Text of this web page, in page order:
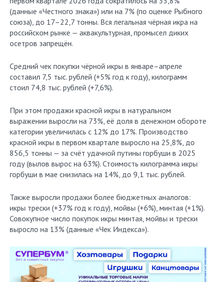
(данные «Честного знака») или на 7% (по оценке Рыбного
союза), до 17–22,7 тонны. Вся легальная чёрная икра на
российском рынке — аквакультурная, промысел диких
осетров запрещён.
Средний чек покупки чёрной икры в январе–апреле
составил 7,5 тыс. рублей (+5% год к году), килограмм
стоил 74,8 тыс. рублей (+7,6%).
При этом продажи красной икры в натуральном
выражении выросли на 73%, её доля в денежном обороте
категории увеличилась с 12% до 17%. Производство
красной икры в первом квартале выросло на 25,8%, до
856,5 тонны — за счёт удачной путины горбуши в 2025
году (вылов вырос на 63%). Стоимость килограмма икры
горбуши в мае снизилась на 14%, до 9,1 тыс. рублей.
Также выросли продажи более бюджетных аналогов:
икры трески (+37% год к году), мойвы (+6%), минтая (+1%).
Совокупное число покупок икры минтая, мойвы и трески
выросло на 13% (данные «Чек Индекса»).